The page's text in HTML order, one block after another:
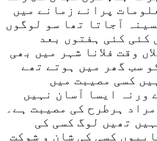
پرانے زمانے میں
آجاتا تھا سو لوگوں
کئی کئی ہفتوں بعد
وقت فلانا شہر میں بھی
سب گھر میں ہوتے تھے
کسی مصیبت میں
ورنہ ایسا آسان نہیں
ہرطرح کی مصیبت ہے۔
تھیں لوگ کسی کی
کسی کی شان و شوکت